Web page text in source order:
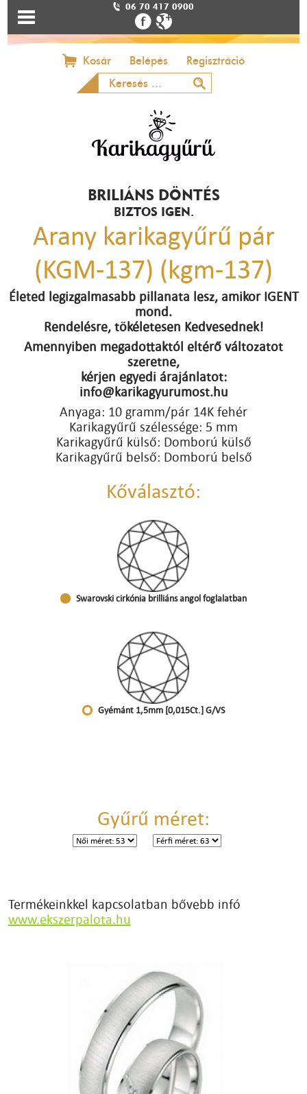
06 70 417 0900
Kosár Belépés Regisztráció
BRILIÁNS DÖNTÉS
BIZTOS IGEN.
Arany karikagyűrű pár
(KGM-137) (kgm-137)
Életed legizgalmasabb pillanata lesz, amikor IGENT
mond.
Rendelésre, tökéletesen Kedvesednek!
Amennyiben megadottaktól eltérő változatot
szeretne,
kérjen egyedi árajánlatot:
info@karikagyurumost.hu
Anyaga: 10 gramm/pár 14K fehér
Karikagyűrű szélessége: 5 mm
Karikagyűrű külső: Domború külső
Karikagyűrű belső: Domború belső
Kőválasztó:
Swarovski cirkónia brilliáns angol foglalatban
Gyémánt 1,5mm [0,015Ct.] G/VS
Gyűrű méret:
Termékeinkkel kapcsolatban bővebb infó
www.ekszerpalota.hu